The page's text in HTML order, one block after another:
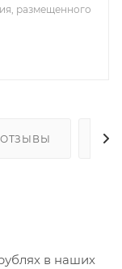
размещенного
ОТЗЫВЫ
в наших